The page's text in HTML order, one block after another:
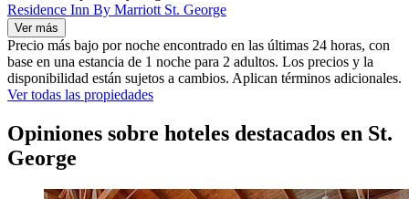
Residence Inn By Marriott St. George
Ver más
Precio más bajo por noche encontrado en las últimas 24 horas, con
base en una estancia de 1 noche para 2 adultos. Los precios y la
disponibilidad están sujetos a cambios. Aplican términos adicionales.
Ver todas las propiedades
Opiniones sobre hoteles destacados en St.
George